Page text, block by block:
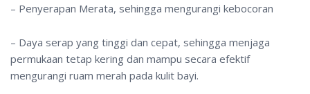
– Penyerapan Merata, sehingga mengurangi kebocoran
– Daya serap yang tinggi dan cepat, sehingga menjaga
permukaan tetap kering dan mampu secara efektif
mengurangi ruam merah pada kulit bayi.